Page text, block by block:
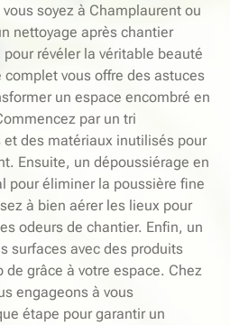
soyez à Champlaurent ou
nettoyage après chantier
révéler la véritable beauté
vous offre des astuces
un espace encombré en
par un tri
des matériaux inutilisés pour
Ensuite, un dépoussiérage en
pour éliminer la poussière fine
à bien aérer les lieux pour
odeurs de chantier. Enfin, un
surfaces avec des produits
grâce à votre espace. Chez
engageons à vous
étape pour garantir un